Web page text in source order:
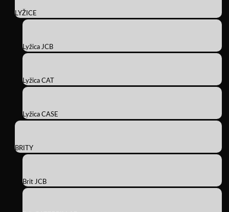
LYŽICE
Lyžica JCB
Lyžica CAT
Lyžica CASE
BRITY
Brit JCB